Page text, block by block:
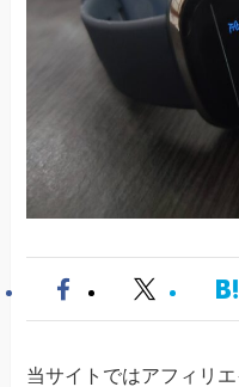
当サイトではアフィリ